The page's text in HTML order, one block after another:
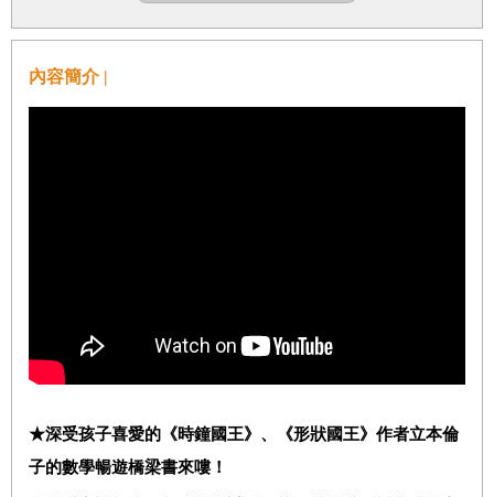
內容簡介 |
★深受孩子喜愛的《時鐘國王》、《形狀國王》作者立本倫
子的數學暢遊橋梁書來嘍！